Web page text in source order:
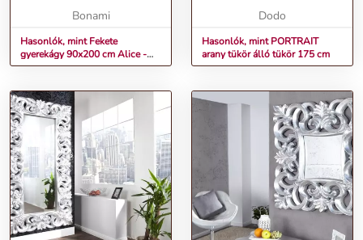
Bonami
Hasonlók, mint Fekete
gyerekágy 90x200 cm Alice -
Vipack
Dodo
Hasonlók, mint PORTRAIT
arany tükör álló tükör 175 cm